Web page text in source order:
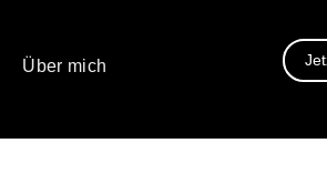
Über mich